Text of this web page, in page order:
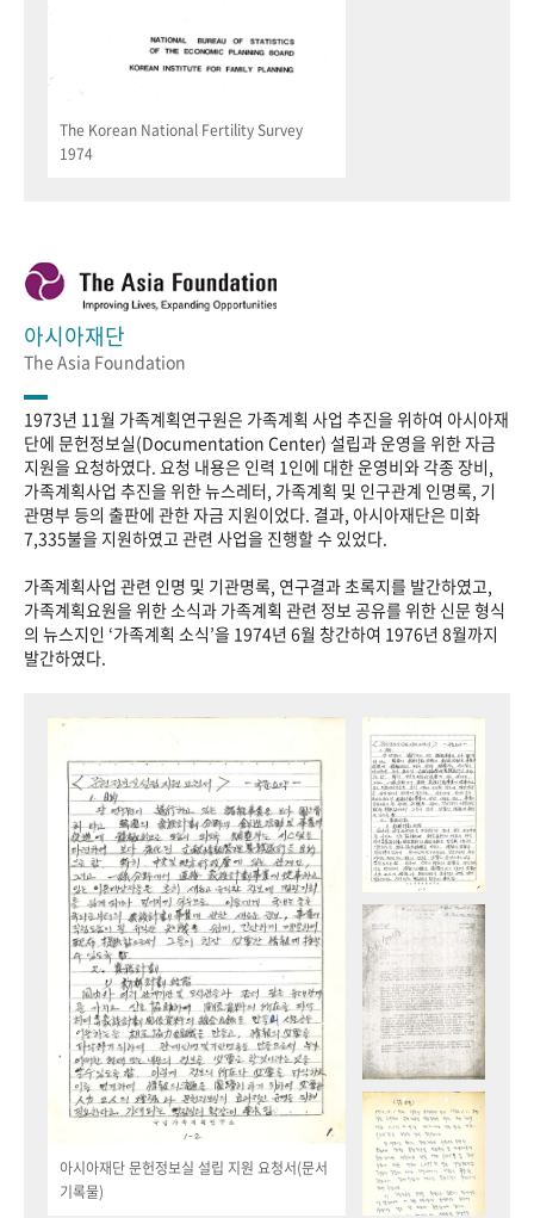
The Korean National Fertility Survey
1974
아시아재단
The Asia Foundation
1973년 11월 가족계획연구원은 가족계획 사업 추진을 위하여 아시아재
단에 문헌정보실(Documentation Center) 설립과 운영을 위한 자금
지원을 요청하였다. 요청 내용은 인력 1인에 대한 운영비와 각종 장비,
가족계획사업 추진을 위한 뉴스레터, 가족계획 및 인구관계 인명록, 기
관명부 등의 출판에 관한 자금 지원이었다. 결과, 아시아재단은 미화
7,335불을 지원하였고 관련 사업을 진행할 수 있었다.
가족계획사업 관련 인명 및 기관명록, 연구결과 초록지를 발간하였고,
가족계획요원을 위한 소식과 가족계획 관련 정보 공유를 위한 신문 형식
의 뉴스지인 ‘가족계획 소식’을 1974년 6월 창간하여 1976년 8월까지
발간하였다.
아시아재단 문헌정보실 설립 지원 요청서(문서
기록물)